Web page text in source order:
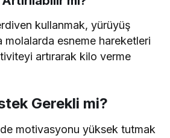
kullanmak, yürüyüş
molalarda esneme hareketleri
artırarak kilo verme
Gerekli mi?
motivasyonu yüksek tutmak